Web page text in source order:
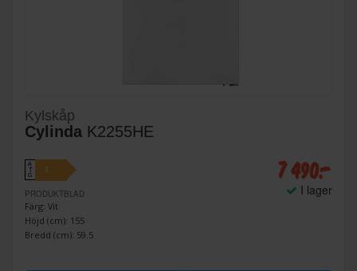
Kylskåp
Cylinda K2255HE
A
↑
G
E
PRODUKTBLAD
Färg: Vit
Höjd (cm): 155
Bredd (cm): 59.5
7 490:-
I lager